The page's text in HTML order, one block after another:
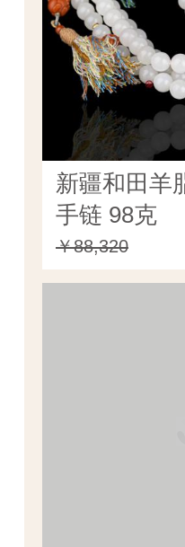
新疆和田羊
手链 98克
￥88,320